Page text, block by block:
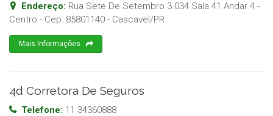
Endereço: Rua Sete De Setembro 3.034 Sala 41 Andar 4 -
Centro - Cep: 85801140 - Cascavel/PR
Mais Informações
4d Corretora De Seguros
Telefone: 11 34360888